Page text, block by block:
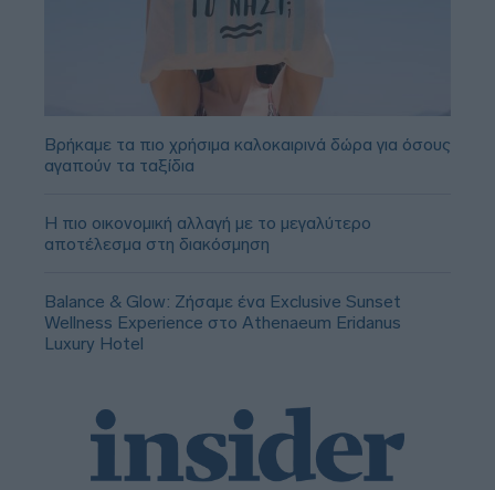
Βρήκαμε τα πιο χρήσιμα καλοκαιρινά δώρα για όσους
αγαπούν τα ταξίδια
Η πιο οικονομική αλλαγή με το μεγαλύτερο
αποτέλεσμα στη διακόσμηση
Balance & Glow: Ζήσαμε ένα Exclusive Sunset
Wellness Experience στο Athenaeum Eridanus
Luxury Hotel